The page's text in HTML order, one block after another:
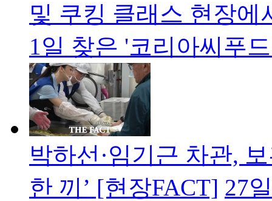
및 쿠킹 클래스 현장
1일 찾은 '코리아씨푸
박하선·임기근 차관,
한 끼’ [현장FACT] 27